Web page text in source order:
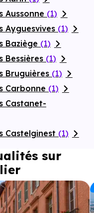
Aussonne (1)
Ayguesvives (1)
Baziège (1)
Bessières (1)
Bruguières (1)
Carbonne (1)
Castanet-
Castelginest (1)
sur